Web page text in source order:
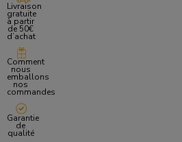
Livraison
gratuite
à partir
de 50€
d’achat
Comment
nous
emballons
nos
commandes
Garantie
de
qualité